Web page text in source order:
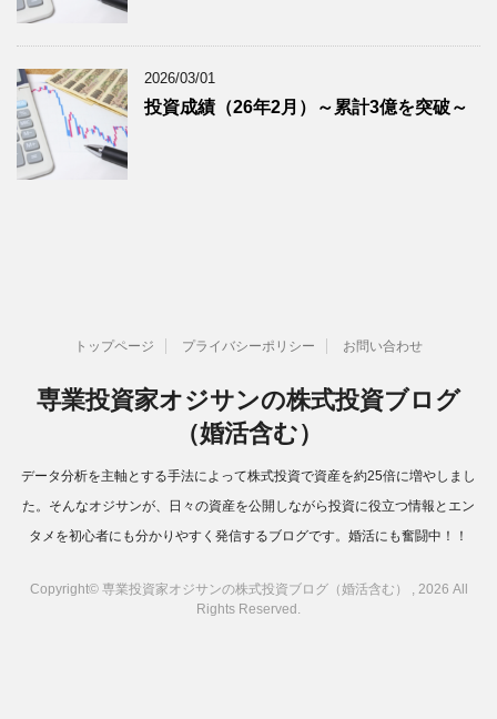
2026/03/01
投資成績（26年2月）～累計3億を突破～
トップページ プライバシーポリシー お問い合わせ
専業投資家オジサンの株式投資ブログ
（婚活含む）
データ分析を主軸とする手法によって株式投資で資産を約25倍に増やしまし
た。そんなオジサンが、日々の資産を公開しながら投資に役立つ情報とエン
タメを初心者にも分かりやすく発信するブログです。婚活にも奮闘中！！
Copyright© 専業投資家オジサンの株式投資ブログ（婚活含む） , 2026 All
Rights Reserved.